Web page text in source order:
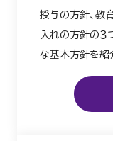
授与の方針、教
入れの方針の３
な基本方針を紹